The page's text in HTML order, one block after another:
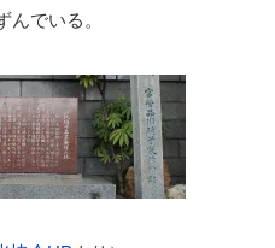
んでいる。